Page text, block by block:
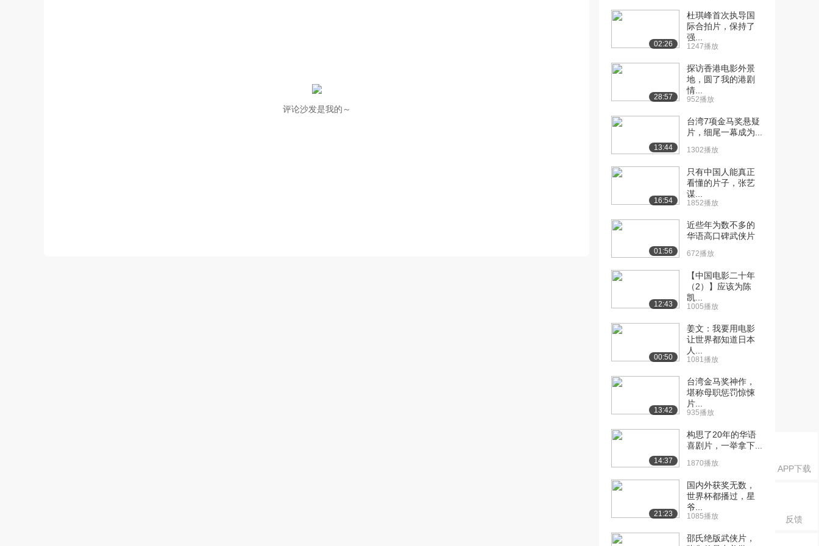
APP下载
反馈
评论沙发是我的～
02:26
杜琪峰首次执导国
际合拍片，保持了
强...
1247播放
28:57
探访香港电影外景
地，圆了我的港剧
情...
952播放
13:44
台湾7项金马奖悬疑
片，细尾一幕成为...
1302播放
16:54
只有中国人能真正
看懂的片子，张艺
谋...
1852播放
01:56
近些年为数不多的
华语高口碑武侠片
672播放
12:43
【中国电影二十年
（2）】应该为陈
凯...
1005播放
00:50
姜文：我要用电影
让世界都知道日本
人...
1081播放
13:42
台湾金马奖神作，
堪称母职惩罚惊悚
片...
935播放
14:37
构思了20年的华语
喜剧片，一举拿下...
1870播放
21:23
国内外获奖无数，
世界杯都播过，星
爷...
1085播放
邵氏绝版武侠片，